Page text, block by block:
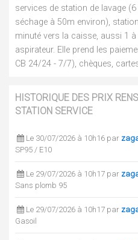
services de station de lavage
séchage à 50m environ),
minuté vers la caisse, aussi 1
aspirateur. Elle prend les
CB 24/24 - 7/7), chèques,
HISTORIQUE DES PRIX
STATION SERVICE
Le 30/07/2026 à 10h16 par
SP95 / E10
Le 29/07/2026 à 10h17 par
Sans plomb 95
Le 29/07/2026 à 10h17 par
Gasoil